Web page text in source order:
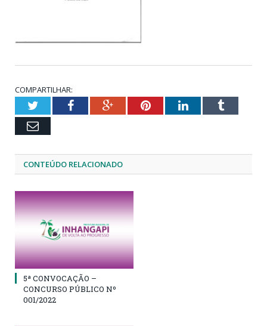
COMPARTILHAR:
TwitterFacebookGoogle+PinterestLinkedInTumblr
Email
CONTEÚDO RELACIONADO
5ª CONVOCAÇÃO –
CONCURSO PÚBLICO Nº
001/2022